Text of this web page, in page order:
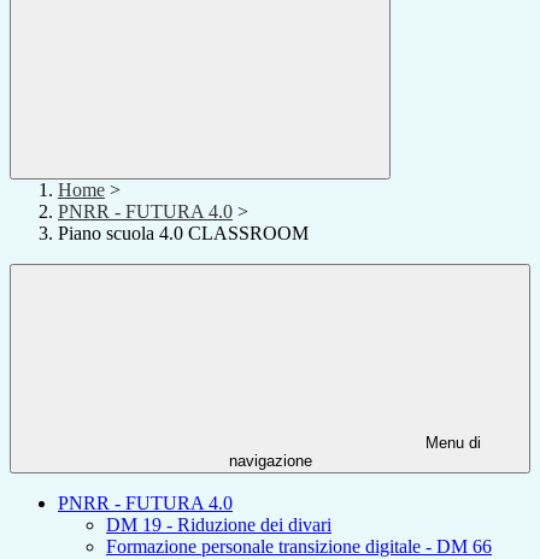
Home >
PNRR - FUTURA 4.0 >
Piano scuola 4.0 CLASSROOM
Menu di
navigazione
PNRR - FUTURA 4.0
DM 19 - Riduzione dei divari
Formazione personale transizione digitale - DM 66